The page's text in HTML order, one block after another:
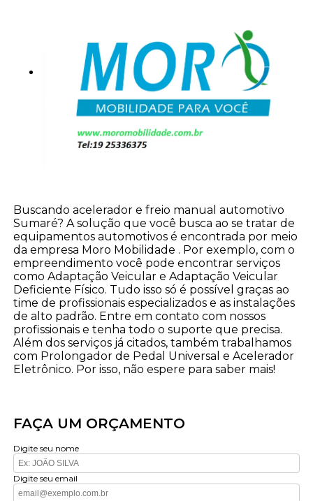
Buscando acelerador e freio manual automotivo
Sumaré? A solução que você busca ao se tratar de
equipamentos automotivos é encontrada por meio
da empresa Moro Mobilidade . Por exemplo, com o
empreendimento você pode encontrar serviços
como Adaptação Veicular e Adaptação Veicular
Deficiente Físico. Tudo isso só é possível graças ao
time de profissionais especializados e as instalações
de alto padrão. Entre em contato com nossos
profissionais e tenha todo o suporte que precisa.
Além dos serviços já citados, também trabalhamos
com Prolongador de Pedal Universal e Acelerador
Eletrônico. Por isso, não espere para saber mais!
FAÇA UM ORÇAMENTO
Digite seu nome
Digite seu email